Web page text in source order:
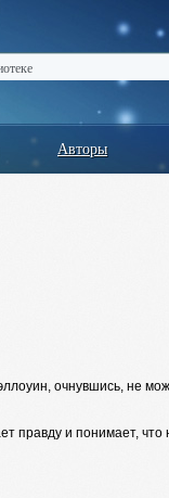
Авторы
очнувшись, не
правду и понимает, что